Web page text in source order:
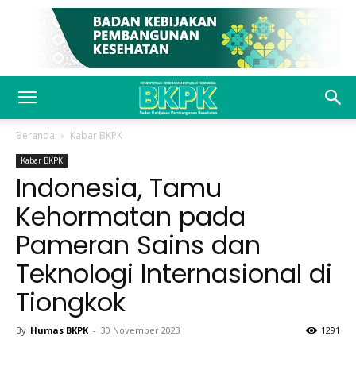
Beranda Kabar BKPK
Kabar BKPK
Indonesia, Tamu
Kehormatan pada
Pameran Sains dan
Teknologi Internasional di
Tiongkok
By Humas BKPK - 30 November 2023 1291